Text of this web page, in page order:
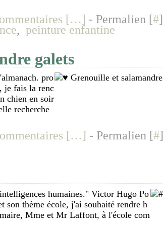
[…] - Permalien [#]
, peinture enfantine
galets
pro
je fais la renc
chien en soir
recherche
[…] - Permalien [#]
humaines." Victor Hugo Po
son thème école, j'ai souhaité rendre h
Mme et Mr Laffont, à l'école com